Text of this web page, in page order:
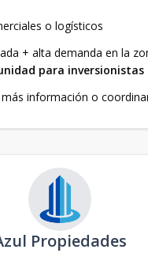
o logísticos
+ alta demanda en la
para inversionistas
información o
Propiedades